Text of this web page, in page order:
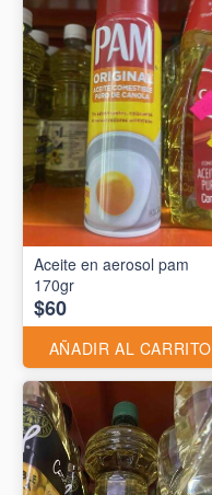
Aceite en aerosol pam
170gr
$60
AÑADIR AL CARRITO